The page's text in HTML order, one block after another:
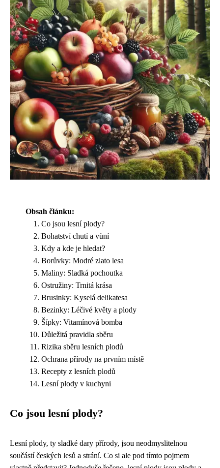
Obsah článku:
Co jsou lesní plody?
Bohatství chutí a vůní
Kdy a kde je hledat?
Borůvky: Modré zlato lesa
Maliny: Sladká pochoutka
Ostružiny: Trnitá krása
Brusinky: Kyselá delikatesa
Bezinky: Léčivé květy a plody
Šípky: Vitamínová bomba
Důležitá pravidla sběru
Rizika sběru lesních plodů
Ochrana přírody na prvním místě
Recepty z lesních plodů
Lesní plody v kuchyni
Co jsou lesní plody?
Lesní plody, ty sladké dary přírody, jsou neodmyslitelnou
součástí českých lesů a strání. Co si ale pod tímto pojmem